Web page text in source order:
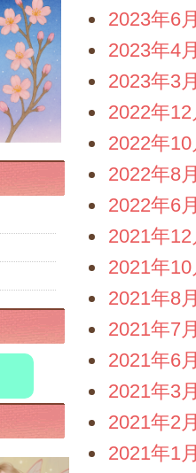
2023年6
2023年4
2023年3
2022年12
2022年10
2022年8
2022年6
2021年12
2021年10
2021年8
2021年7
2021年6
2021年3
2021年2
2021年1